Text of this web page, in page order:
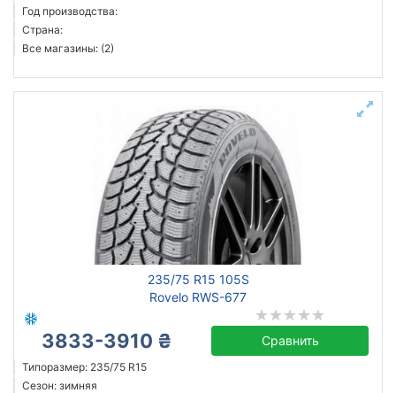
Год производства:
Страна:
Все магазины: (2)
235/75 R15 105S
Rovelo RWS-677
3833-3910 ₴ Сравнить
Типоразмер: 235/75 R15
Сезон: зимняя